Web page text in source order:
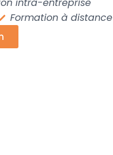
intra-entreprise
Formation à distance